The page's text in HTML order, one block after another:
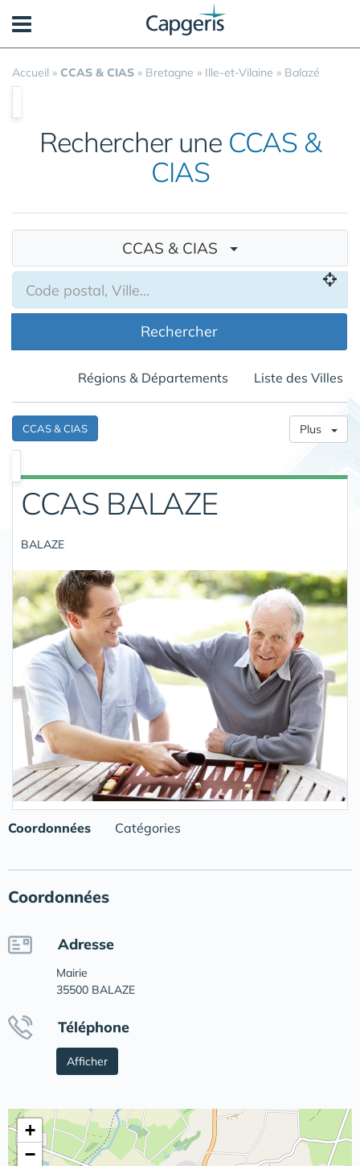
Accueil » CCAS & CIAS » Bretagne » Ille-et-Vilaine » Balazé
Rechercher une CCAS &
CIAS
CCAS & CIAS
Rechercher
Régions & Départements Liste des Villes
CCAS & CIAS Plus
CCAS BALAZE
BALAZE
Coordonnées Catégories
Coordonnées
Adresse
Mairie
35500 BALAZE
Téléphone
Afficher
+
−